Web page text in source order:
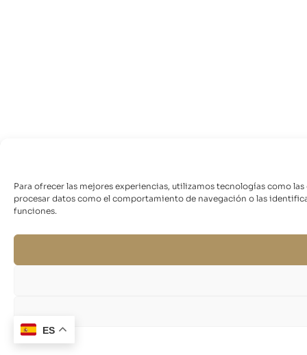
Para ofrecer las mejores experiencias, utilizamos tecnologías como
procesar datos como el comportamiento de navegación o las
funciones.
ES